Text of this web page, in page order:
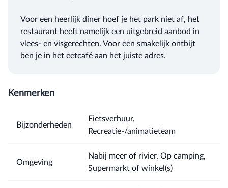
Voor een heerlijk diner hoef je het park niet af, het
restaurant heeft namelijk een uitgebreid aanbod in
vlees- en visgerechten. Voor een smakelijk ontbijt
ben je in het eetcafé aan het juiste adres.
Kenmerken
Bijzonderheden
Fietsverhuur,
Recreatie-/animatieteam
Omgeving
Nabij meer of rivier, Op camping,
Supermarkt of winkel(s)